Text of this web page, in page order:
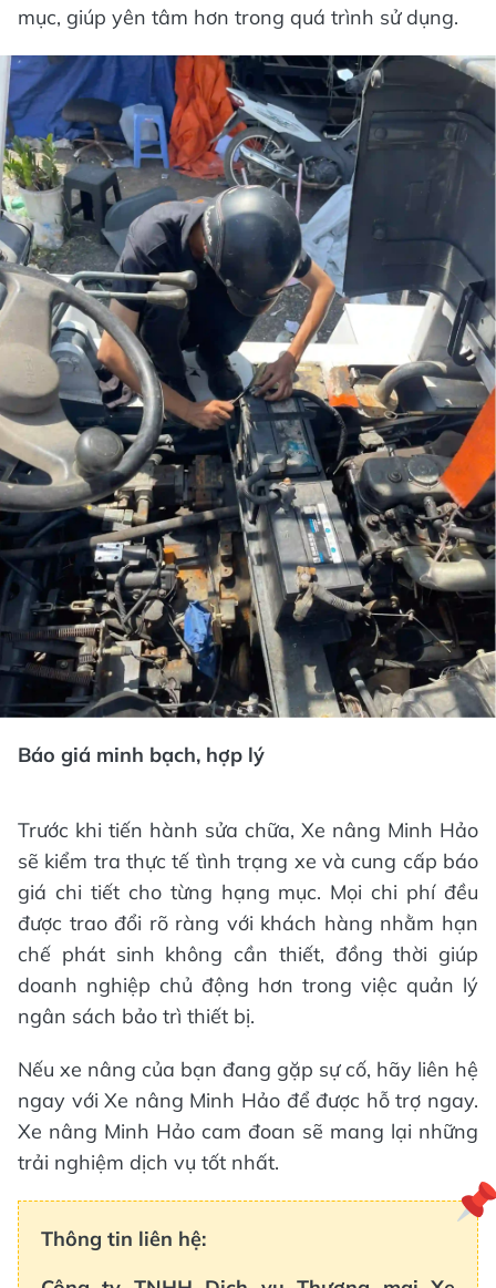
mục, giúp yên tâm hơn trong quá trình sử dụng.
Báo giá minh bạch, hợp lý
Trước khi tiến hành sửa chữa, Xe nâng Minh Hảo
sẽ kiểm tra thực tế tình trạng xe và cung cấp báo
giá chi tiết cho từng hạng mục. Mọi chi phí đều
được trao đổi rõ ràng với khách hàng nhằm hạn
chế phát sinh không cần thiết, đồng thời giúp
doanh nghiệp chủ động hơn trong việc quản lý
ngân sách bảo trì thiết bị.
Nếu xe nâng của bạn đang gặp sự cố, hãy liên hệ
ngay với Xe nâng Minh Hảo để được hỗ trợ ngay.
Xe nâng Minh Hảo cam đoan sẽ mang lại những
trải nghiệm dịch vụ tốt nhất.
Thông tin liên hệ: